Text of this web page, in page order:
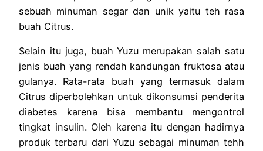
sebuah minuman segar dan unik yaitu teh rasa
buah Citrus.
Selain itu juga, buah Yuzu merupakan salah satu
jenis buah yang rendah kandungan fruktosa atau
gulanya. Rata-rata buah yang termasuk dalam
Citrus diperbolehkan untuk dikonsumsi penderita
diabetes karena bisa membantu mengontrol
tingkat insulin. Oleh karena itu dengan hadirnya
produk terbaru dari Yuzu sebagai minuman tehh